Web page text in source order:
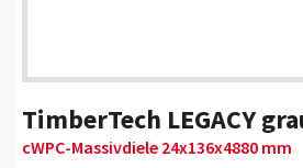
TimberTech LEGACY
cWPC-Massivdiele 24x136x4880 mm